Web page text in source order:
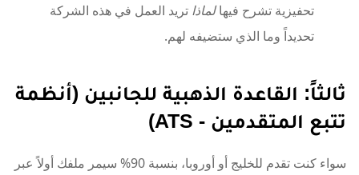
تحفيزية تشرح فيهالماذا تريد العمل في هذه الشركة
تحديداً وما الذي ستضيفه لهم.
ثالثاً: القاعدة الذهبية للجانبين (أنظمة
تتبع المتقدمين - ATS)
سواء كنت تقدم للخليج أو أوروبا، بنسبة 90% سيمر ملفك أولاً عبر